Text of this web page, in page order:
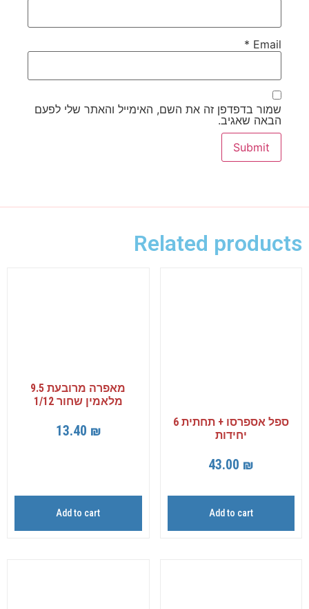
Email
*
שמור בדפדפן זה את השם, האימייל והאתר שלי לפעם
הבאה שאגיב.
Related products
ספל אספרסו + תחתית 6
יחידות
43.00 ₪
Add to cart
מאפרה מרובעת 9.5
מלאמין שחור 1/12
13.40 ₪
Add to cart